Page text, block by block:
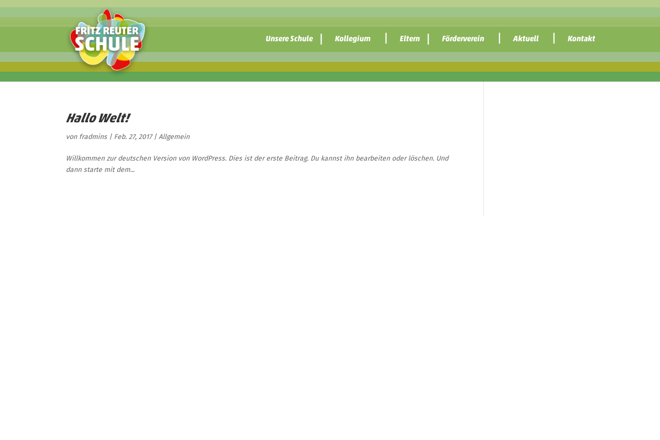
Unsere Schule Kollegium Eltern Förderverein Aktuell Kontakt
Hallo Welt!
von fradmins| Feb. 27, 2017|Allgemein
Willkommen zur deutschen Version von WordPress. Dies ist der erste Beitrag. Du kannst ihn bearbeiten oder löschen. Und
dann starte mit dem...